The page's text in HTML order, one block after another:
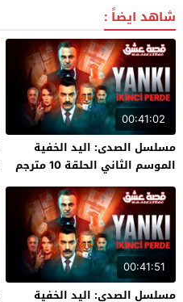
شاهد ايضاً :
00:41:02
مسلسل الصدى: اليد الخفية
الموسم الثاني الحلقة 10 مترجم
00:41:51
مسلسل الصدى: اليد الخفية